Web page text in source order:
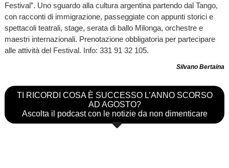
Festival”. Uno sguardo alla cultura argentina partendo dal Tango,
con racconti di immigrazione, passeggiate con appunti storici e
spettacoli teatrali, stage, serata di ballo Milonga, orchestre e
maestri internazionali. Prenotazione obbligatoria per partecipare
alle attività del Festival. Info: 331 91 32 105.
Silvano Bertaina
TI RICORDI COSA È SUCCESSO L’ANNO SCORSO
AD AGOSTO?
Ascolta il podcast con le notizie da non dimenticare